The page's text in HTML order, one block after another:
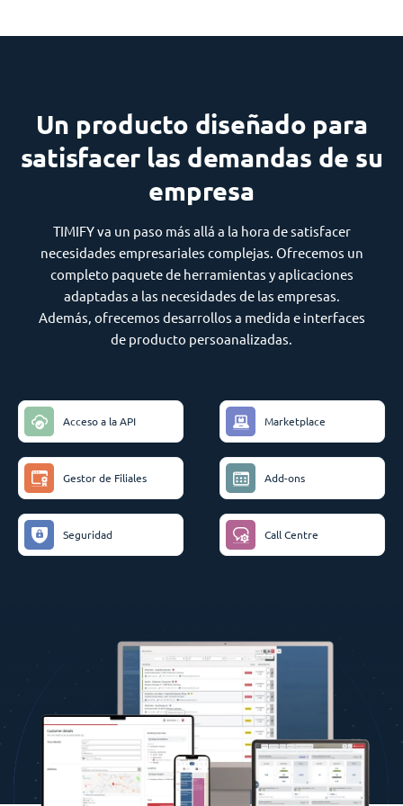
Un producto diseñado para
satisfacer las demandas de su
empresa
TIMIFY va un paso más allá a la hora de satisfacer
necesidades empresariales complejas. Ofrecemos un
completo paquete de herramientas y aplicaciones
adaptadas a las necesidades de las empresas.
Además, ofrecemos desarrollos a medida e interfaces
de producto persoanalizadas.
Acceso a la API Marketplace
Gestor de Filiales Add-ons
Seguridad Call Centre